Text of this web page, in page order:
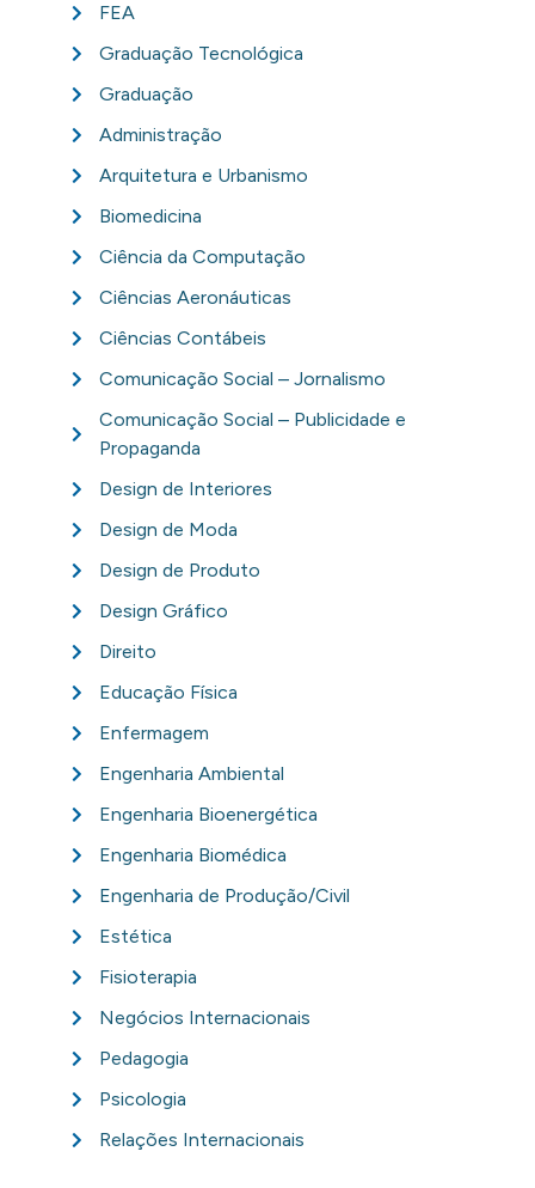
FEA
Graduação Tecnológica
Graduação
Administração
Arquitetura e Urbanismo
Biomedicina
Ciência da Computação
Ciências Aeronáuticas
Ciências Contábeis
Comunicação Social – Jornalismo
Comunicação Social – Publicidade e
Propaganda
Design de Interiores
Design de Moda
Design de Produto
Design Gráfico
Direito
Educação Física
Enfermagem
Engenharia Ambiental
Engenharia Bioenergética
Engenharia Biomédica
Engenharia de Produção/Civil
Estética
Fisioterapia
Negócios Internacionais
Pedagogia
Psicologia
Relações Internacionais